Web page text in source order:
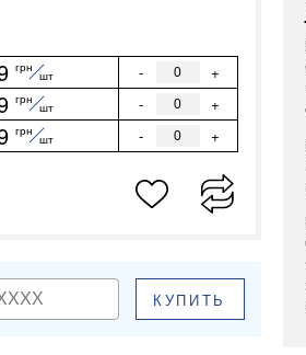
грн
шт - +
грн
шт - +
грн
шт - +
КУПИТЬ